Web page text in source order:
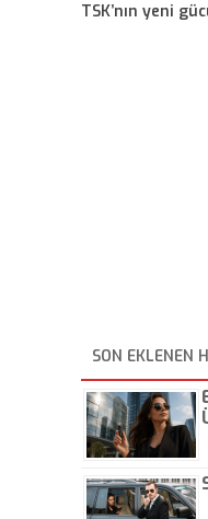
TSK’nın yeni
SON EKLENEN